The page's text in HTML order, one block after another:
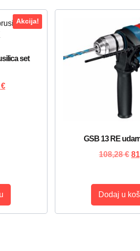
Akcija!
set
€
GSB 13 RE
108,28€
Dodaj u